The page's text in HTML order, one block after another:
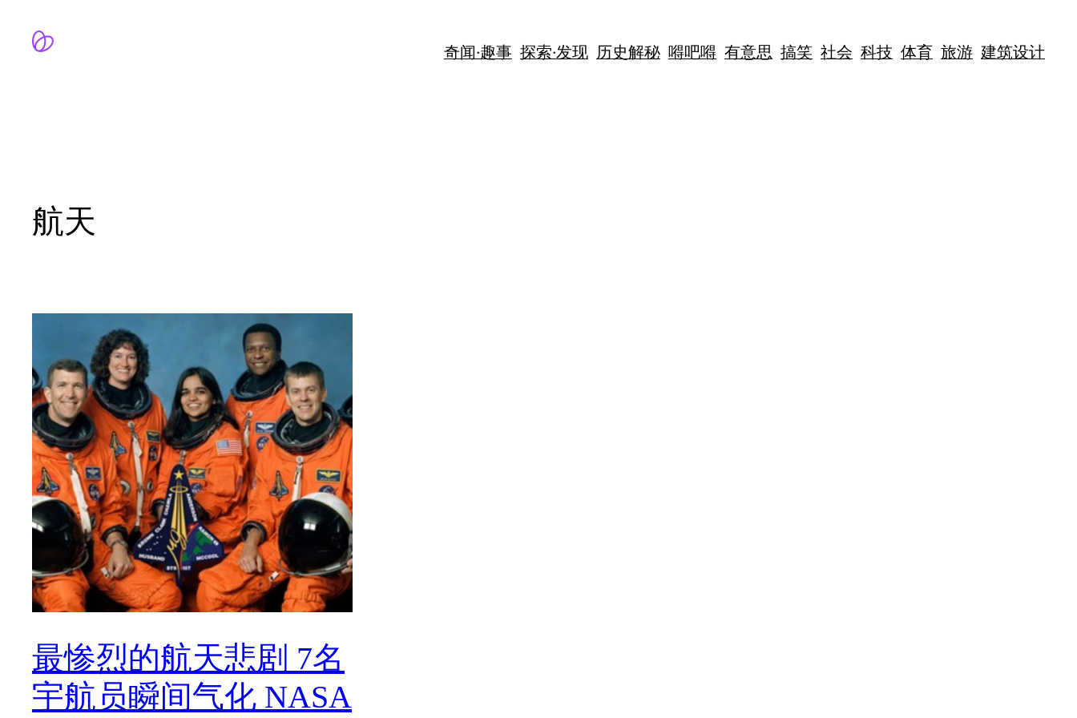
奇闻·趣事 探索·发现 历史解秘 嘚吧嘚 有意思 搞笑 社会 科技 体育 旅游 建筑设计
航天
最惨烈的航天悲剧 7名
宇航员瞬间气化 NASA